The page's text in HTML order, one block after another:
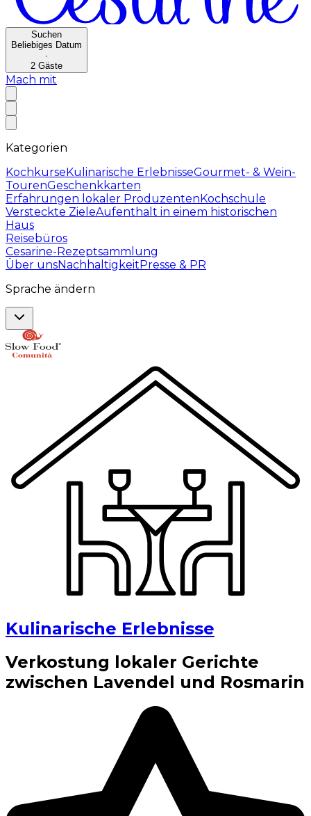
Suchen
Beliebiges Datum
·
2 Gäste
Mach mit
Kategorien
KochkurseKulinarische ErlebnisseGourmet- & Wein-
TourenGeschenkkarten
Erfahrungen lokaler ProduzentenKochschule
Versteckte ZieleAufenthalt in einem historischen
Haus
Reisebüros
Cesarine-Rezeptsammlung
Über unsNachhaltigkeitPresse & PR
Sprache ändern
Kulinarische Erlebnisse
Verkostung lokaler Gerichte
zwischen Lavendel und Rosmarin